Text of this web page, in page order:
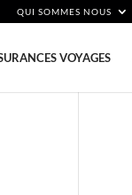
QUI SOMMES NOUS
VOYAGES